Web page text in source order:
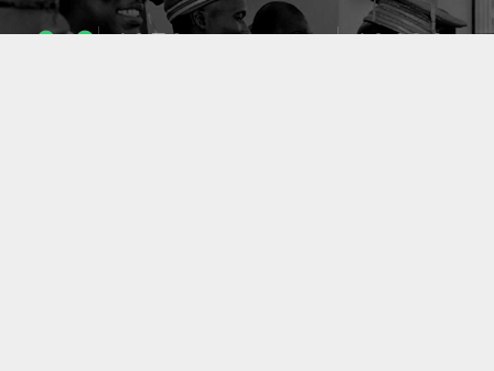
1053 10636